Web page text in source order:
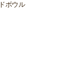
ボウル